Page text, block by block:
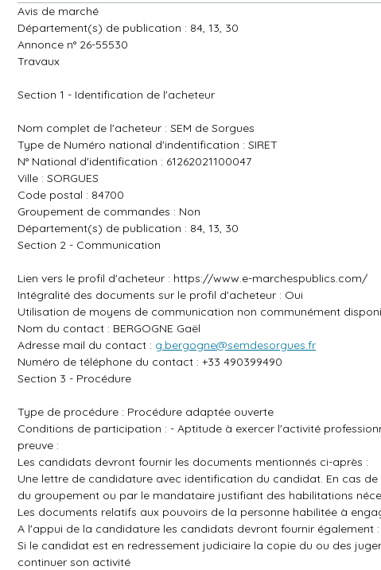
Avis de marché
Département(s) de publication : 84, 13, 30
Annonce n° 26-55530
Travaux
Section 1 - Identification de l'acheteur
Nom complet de l'acheteur : SEM de Sorgues
Type de Numéro national d'indentification : SIRET
N° National d'identification : 61262021100047
Ville : SORGUES
Code postal : 84700
Groupement de commandes : Non
Département(s) de publication : 84, 13, 30
Section 2 - Communication
Lien vers le profil d'acheteur : https://www.e-marchespublics.com/
Intégralité des documents sur le profil d'acheteur : Oui
Utilisation de moyens de communication non communément
Nom du contact : BERGOGNE Gaël
Adresse mail du contact : g.bergogne@semdesorgues.fr
Numéro de téléphone du contact : +33 490399490
Section 3 - Procédure
Type de procédure : Procédure adaptée ouverte
Conditions de participation : - Aptitude à exercer l'activité
preuve :
Les candidats devront fournir les documents mentionnés ci-après :
Une lettre de candidature avec identification du candidat. En cas
du groupement ou par le mandataire justifiant des habilitations
Les documents relatifs aux pouvoirs de la personne habilitée à
A l'appui de la candidature les candidats devront fournir également :
Si le candidat est en redressement judiciaire la copie du ou des
continuer son activité